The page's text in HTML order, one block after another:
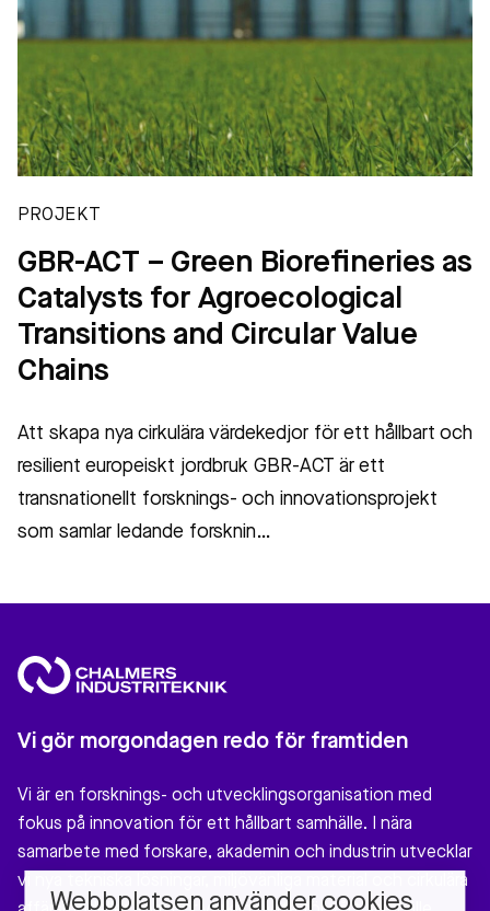
PROJEKT
GBR-ACT – Green Biorefineries as
Catalysts for Agroecological
Transitions and Circular Value
Chains
Att skapa nya cirkulära värdekedjor för ett hållbart och
resilient europeiskt jordbruk GBR-ACT är ett
transnationellt forsknings- och innovationsprojekt
som samlar ledande forsknin…
Vi gör morgondagen redo för framtiden
Vi är en forsknings- och utvecklingsorganisation med
fokus på innovation för ett hållbart samhälle. I nära
samarbete med forskare, akademin och industrin utvecklar
vi nya tekniska lösningar, miljövänliga material och cirkulära
Webbplatsen använder cookies